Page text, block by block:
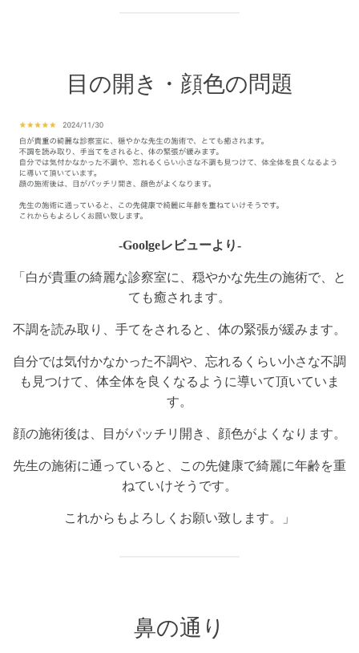
目の開き・顔色の問題
-Goolgeレビューより-
「白が貴重の綺麗な診察室に、穏やかな先生の施術で、と
ても癒されます。
不調を読み取り、手てをされると、体の緊張が緩みます。
自分では気付かなかった不調や、忘れるくらい小さな不調
も見つけて、体全体を良くなるように導いて頂いていま
す。
顔の施術後は、目がパッチリ開き、顔色がよくなります。
先生の施術に通っていると、この先健康で綺麗に年齢を重
ねていけそうです。
これからもよろしくお願い致します。」
鼻の通り